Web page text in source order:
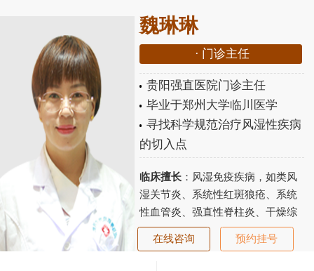
魏琳琳
· 门诊主任
贵阳强直医院门诊主任
毕业于郑州大学临川医学
寻找科学规范治疗风湿性疾病
的切入点
临床擅长：风湿免疫疾病，如类风
湿关节炎、系统性红斑狼疮、系统
性血管炎、强直性脊柱炎、干燥综
合征、老年性骨关节炎、骨质疏松
等...【详细】
在线咨询 预约挂号